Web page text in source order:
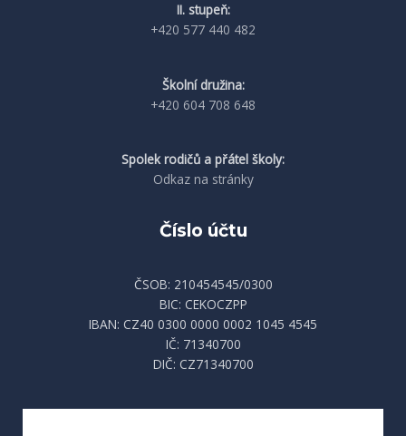
II. stupeň:
+420 577 440 482
Školní družina:
+420 604 708 648
Spolek rodičů a přátel školy:
Odkaz na stránky
Číslo účtu
ČSOB: 210454545/0300
BIC: CEKOCZPP
IBAN: CZ40 0300 0000 0002 1045 4545
IČ: 71340700
DIČ: CZ71340700